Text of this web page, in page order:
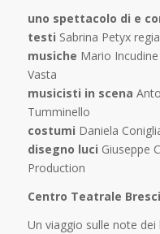
uno spettacolo di e
testi Sabrina Petyx
musiche Mario
Vasta
musicisti in scena
Tumminello
costumi Daniela
disegno luci Giuseppe
Production
Centro Teatrale
Un viaggio sulle note